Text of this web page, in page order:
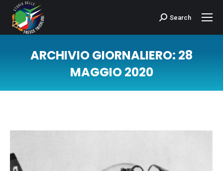
Cerca:Search
ARCHIVIO GIORNALIERO: 28
MAGGIO 2020